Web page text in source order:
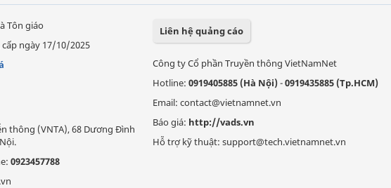
Tôn giáo
cấp ngày 17/10/2025
thông (VNTA), 68 Dương Đình
0923457788
Liên hệ quảng cáo
Công ty Cổ phần Truyền thông VietNamNet
Hotline: 0919405885 (Hà Nội)-0919435885 (Tp.HCM)
Email: contact@vietnamnet.vn
Báo giá: http://vads.vn
Hỗ trợ kỹ thuật: support@tech.vietnamnet.vn